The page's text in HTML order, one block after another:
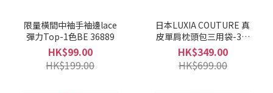
限量橫間中袖手袖邊lace
彈力Top-1色BE 36889
HK$99.00
HK$199.00
日本LUXIA COUTURE 真
皮單肩枕頭包三用袋-3色
LC 8010
HK$349.00
HK$699.00